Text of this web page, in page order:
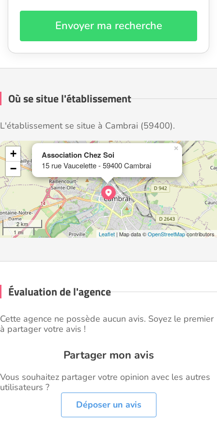
Envoyer ma recherche
Où se situe l'établissement
L'établissement se situe à Cambrai (59400).
Association Chez Soi
15 rue Vaucelette - 59400 Cambrai
×
+
−
2 km
1 mi
Leaflet | Map data ©OpenStreetMapcontributors
Évaluation de l'agence
Cette agence ne possède aucun avis. Soyez le premier
à partager votre avis !
Partager mon avis
Vous souhaitez partager votre opinion avec les autres
utilisateurs ?
Déposer un avis